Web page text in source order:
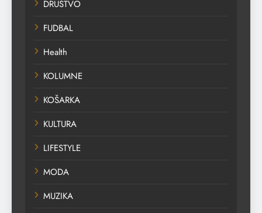
DRUŠTVO
FUDBAL
Health
KOLUMNE
KOŠARKA
KULTURA
LIFESTYLE
MODA
MUZIKA